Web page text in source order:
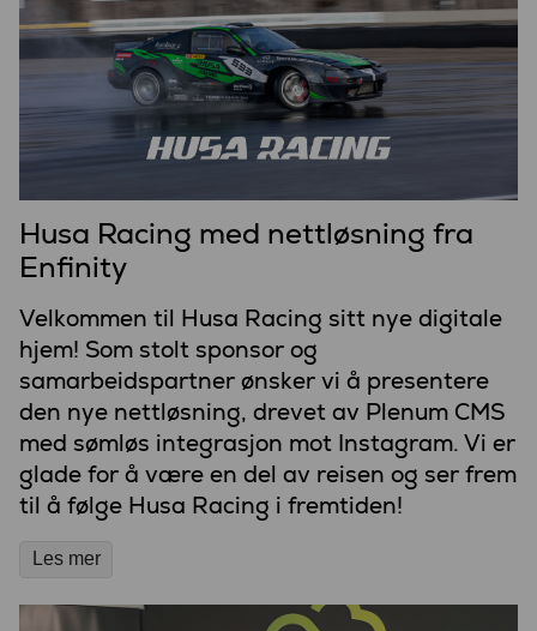
Husa Racing med nettløsning fra
Enfinity
Velkommen til Husa Racing sitt nye digitale
hjem! Som stolt sponsor og
samarbeidspartner ønsker vi å presentere
den nye nettløsning, drevet av Plenum CMS
med sømløs integrasjon mot Instagram. Vi er
glade for å være en del av reisen og ser frem
til å følge Husa Racing i fremtiden!
Les mer